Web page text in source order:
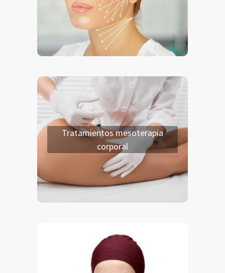
Hilos tensores.
Tratamientos mesoterapia
corporal
Tratamientos mesoterapia
corporal
Celulitis.
Adiposidad localizada.